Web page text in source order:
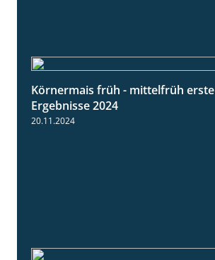
Körnermais früh - mittelfrüh erste
Ergebnisse 2024
20.11.2024